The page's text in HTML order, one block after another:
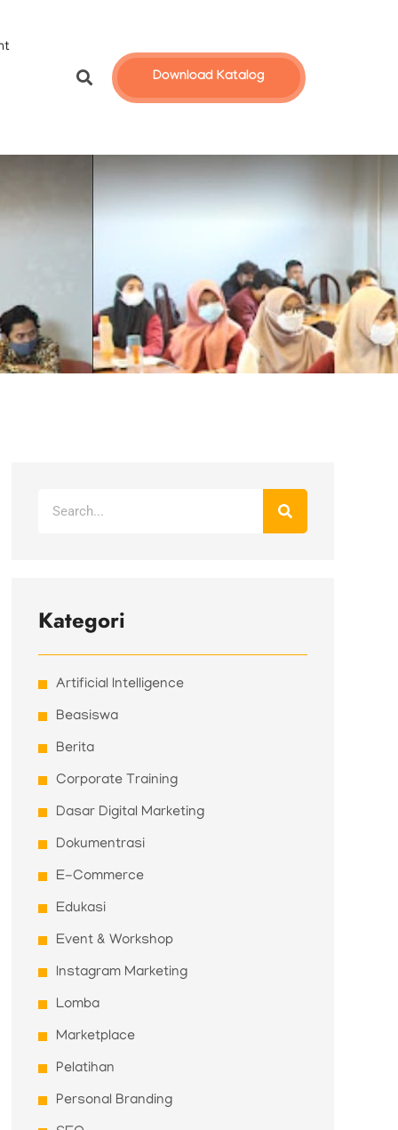
Download Katalog
Kategori
Artificial Intelligence
Beasiswa
Berita
Corporate Training
Dasar Digital Marketing
Dokumentrasi
E-Commerce
Edukasi
Event & Workshop
Instagram Marketing
Lomba
Marketplace
Pelatihan
Personal Branding